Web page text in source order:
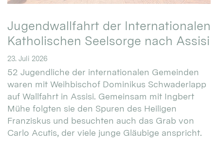
Jugendwallfahrt der Internationalen
Katholischen Seelsorge nach Assisi
23. Juli 2026
52 Jugendliche der internationalen Gemeinden
waren mit Weihbischof Dominikus Schwaderlapp
auf Wallfahrt in Assisi. Gemeinsam mit Ingbert
Mühe folgten sie den Spuren des Heiligen
Franziskus und besuchten auch das Grab von
Carlo Acutis, der viele junge Gläubige anspricht.